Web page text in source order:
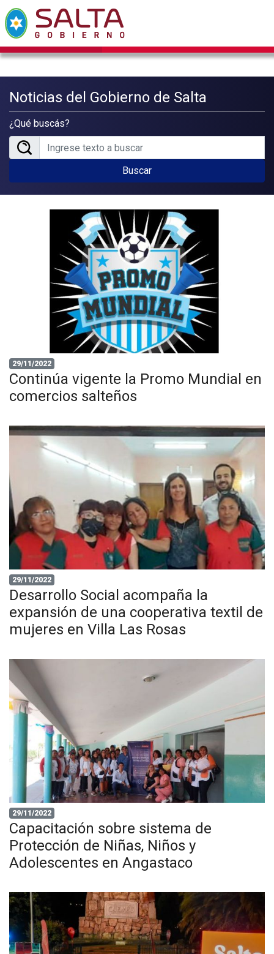
Noticias del Gobierno de Salta
¿Qué buscás?
Buscar
29/11/2022
Continúa vigente la Promo Mundial en
comercios salteños
29/11/2022
Desarrollo Social acompaña la
expansión de una cooperativa textil de
mujeres en Villa Las Rosas
29/11/2022
Capacitación sobre sistema de
Protección de Niñas, Niños y
Adolescentes en Angastaco